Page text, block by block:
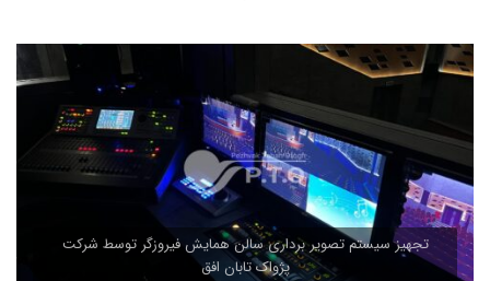
تجهیز سیستم تصویر برداری سالن همایش فیروزگر توسط شرکت
پژواک تابان افق